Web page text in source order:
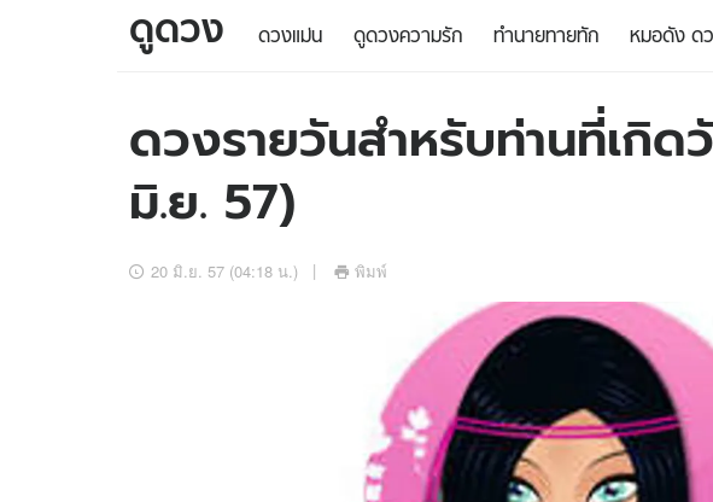
ข่าว
ข่าวบันเทิง
ข่าวกีฬา
ข่าวเศรษฐกิจ
อัปเดตจีน
ดูดวง - ตรวจหวย
สถิติหวยไทย
ติดตามสนุกโซเชียลได้ที่
ดูดวง ดวงแม่น ดูดวงความรัก ทํานายทายทัก หมอดัง ด
ดวงรายวันสำหรับท่านที่เกิด
มิ.ย. 57)
20 มิ.ย. 57 (04:18 น.) พิมพ์